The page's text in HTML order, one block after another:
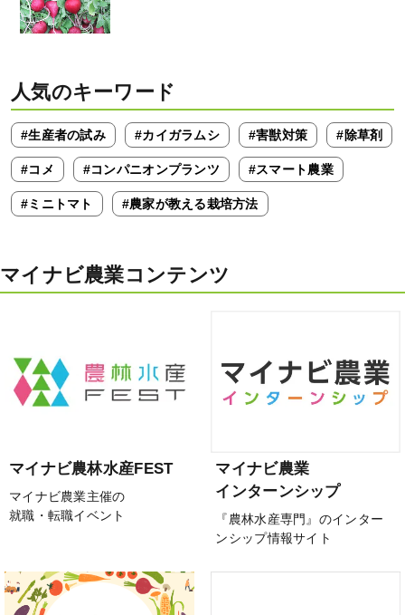
人気のキーワード
#生産者の試み #カイガラムシ #害獣対策 #除草剤
#コメ #コンパニオンプランツ #スマート農業
#ミニトマト #農家が教える栽培方法
マイナビ農業コンテンツ
マイナビ農林水産FEST
マイナビ農業主催の
就職・転職イベント
マイナビ農業
インターンシップ
『農林水産専門』のインター
ンシップ情報サイト